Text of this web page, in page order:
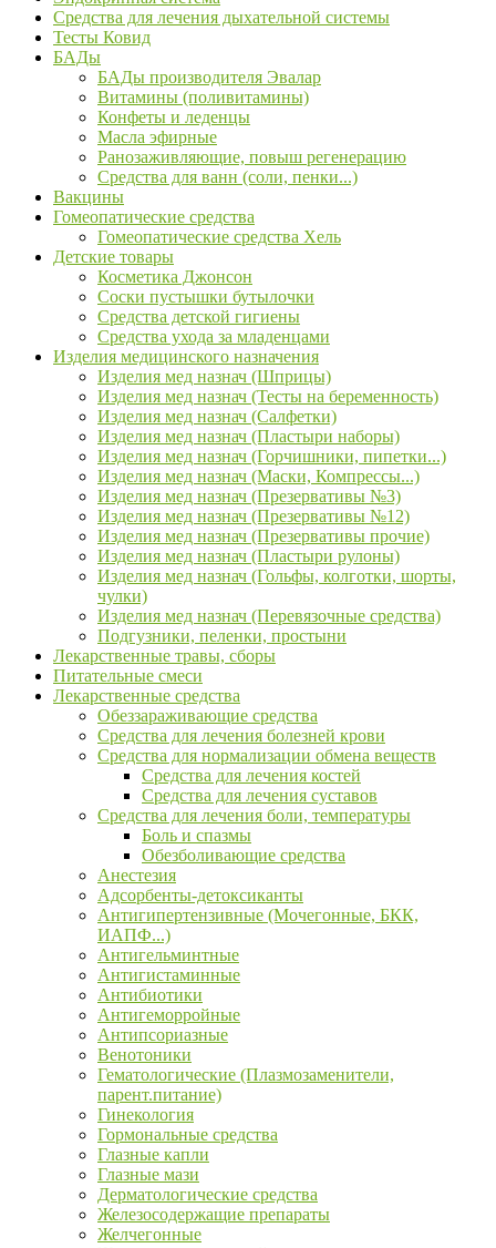
Средства для лечения дыхательной системы
Тесты Ковид
БАДы
БАДы производителя Эвалар
Витамины (поливитамины)
Конфеты и леденцы
Масла эфирные
Ранозаживляющие, повыш регенерацию
Средства для ванн (соли, пенки...)
Вакцины
Гомеопатические средства
Гомеопатические средства Хель
Детские товары
Косметика Джонсон
Соски пустышки бутылочки
Средства детской гигиены
Средства ухода за младенцами
Изделия медицинского назначения
Изделия мед назнач (Шприцы)
Изделия мед назнач (Тесты на беременность)
Изделия мед назнач (Салфетки)
Изделия мед назнач (Пластыри наборы)
Изделия мед назнач (Горчишники, пипетки...)
Изделия мед назнач (Маски, Компрессы...)
Изделия мед назнач (Презервативы №3)
Изделия мед назнач (Презервативы №12)
Изделия мед назнач (Презервативы прочие)
Изделия мед назнач (Пластыри рулоны)
Изделия мед назнач (Гольфы, колготки, шорты,
чулки)
Изделия мед назнач (Перевязочные средства)
Подгузники, пеленки, простыни
Лекарственные травы, сборы
Питательные смеси
Лекарственные средства
Обеззараживающие средства
Средства для лечения болезней крови
Средства для нормализации обмена веществ
Средства для лечения костей
Средства для лечения суставов
Средства для лечения боли, температуры
Боль и спазмы
Обезболивающие средства
Анестезия
Адсорбенты-детоксиканты
Антигипертензивные (Мочегонные, БКК,
ИАПФ...)
Антигельминтные
Антигистаминные
Антибиотики
Антигеморройные
Антипсориазные
Венотоники
Гематологические (Плазмозаменители,
парент.питание)
Гинекология
Гормональные средства
Глазные капли
Глазные мази
Дерматологические средства
Железосодержащие препараты
Желчегонные